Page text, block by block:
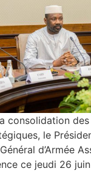
consolidation
le
d’Armée
ce jeudi 26